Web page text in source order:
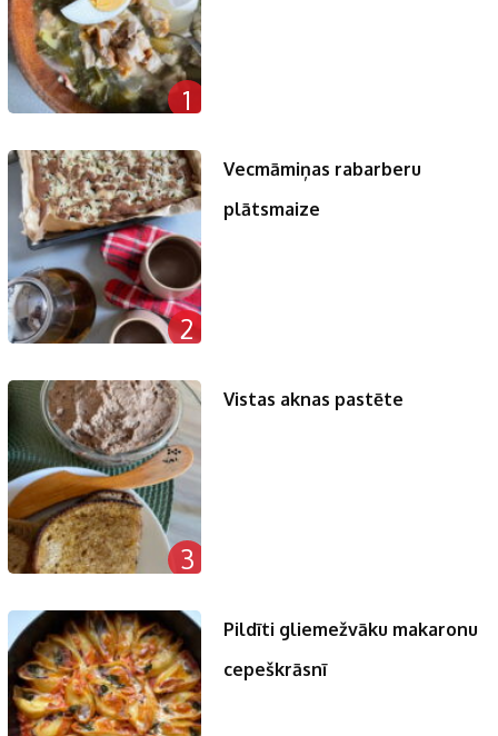
1
2
Vecmāmiņas rabarberu
plātsmaize
3
Vistas aknas pastēte
Pildīti gliemežvāku makaronu
cepeškrāsnī